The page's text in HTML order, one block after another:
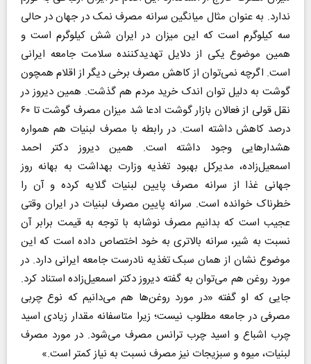
ندارد. به عنوان مثال میانگین سرانه مصرف نمک در جهان در حالی
سه کیلوگرم است که این میزان در ایران شش کیلوگرم است و
همین موضوع یکی از دلایل تهدیدکننده سلامت جامعه ایرانی
است. اگرچه نمی‌توان از کاهش مصرف برخی دیگر از اقلام همچون
گوشت به دلیل توان اندک خرید مردم هم گذشت. همین دیروز در
نقل قولی از فعالان بازار گوشت ادعا شد میزان مصرف گوشت تا ۶۰
درصد کاهش داشته است. در رابطه با مصرف لبنیات هم همواره
هشدارهایی وجود داشته است. همین دیروز دکتر احمد
اسمعیل‌زاده، مدیرکل بهبود تغذیه وزارت بهداشت به بهانه روز
جهانی غذا از سرانه مصرف پایین لبنیات گلایه کرده و آن را
خطرناک خوانده است. سرانه پایین مصرف لبنیات در ایران وقتی
عجیب است که بدانیم مصرف نوشابه با توجه به قیمت برابر آن
نسبت به شیر، سرانه بالاتری به خود اختصاص داده است که این
موضوع نشان از همان سبک تغذیه نادرست جامعه ایرانی دارد. در
مورد روغن هم می‌توان به گفته دیروز دکتر اسمعیل‌زاده استناد کرد.
جایی که او گفته «در مورد روغن‌ها هم می‌دانیم که نوع چربی
مصرفی در جامعه مطلوب نیست؛ زیرا متاسفانه مقدار زیادی اسید
چرب اشباع و اسید چرب ترانس مصرف می‌شود. در مورد مصرف
لبنیات، میوه و سبزیجات نیز مصرف نسبت به نیاز کمتر است.»